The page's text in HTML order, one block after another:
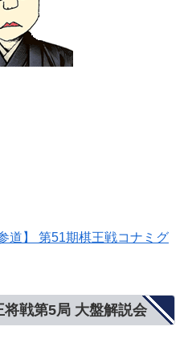
道】 第51期棋王戦コナミグ
戦第5局 大盤解説会